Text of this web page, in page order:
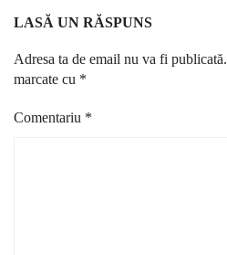
LASĂ UN RĂSPUNS
Adresa ta de email nu va fi publicată.
marcate cu *
Comentariu *